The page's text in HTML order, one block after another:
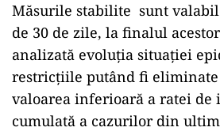
Măsurile stabilite sunt
de 30 de zile, la finalul
analizată evoluţia situaţiei
restricţiile putând fi
valoarea inferioară a ratei de
cumulată a cazurilor din